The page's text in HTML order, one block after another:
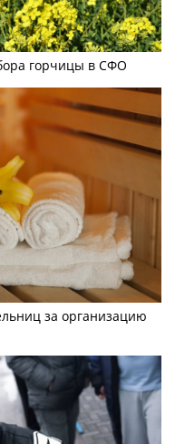
горчицы в СФО
за организацию